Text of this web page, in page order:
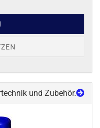
und Zubehör.